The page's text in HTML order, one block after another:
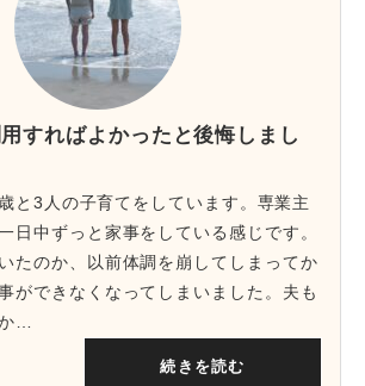
すればよかったと後悔しまし
と3人の子育てをしています。専業主
日中ずっと家事をしている感じです。
たのか、以前体調を崩してしまってか
ができなくなってしまいました。夫も
…
続きを読む